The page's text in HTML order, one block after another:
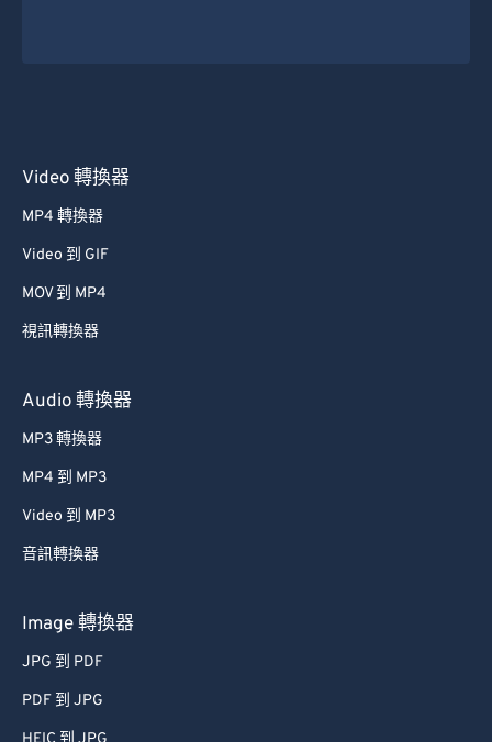
Video 轉換器
MP4 轉換器
Video 到 GIF
MOV 到 MP4
視訊轉換器
Audio 轉換器
MP3 轉換器
MP4 到 MP3
Video 到 MP3
音訊轉換器
Image 轉換器
JPG 到 PDF
PDF 到 JPG